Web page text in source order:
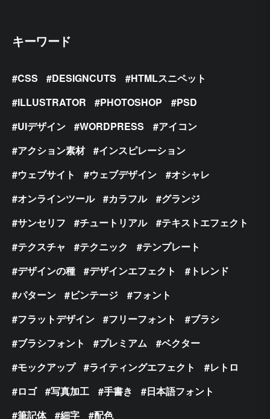
キーワード
CSS DESIGNCUTS
HTMLスニペット
ILLUSTRATOR
PHOTOSHOP
PSD
UIデザイン
WORDPRESS
アイコン
アクション素材
インスピレーション
ウェブサイト
ウェブデザイン
オシャレ
オンラインツール
カラフル
グランジ
サンセリフ
チュートリアル
テキストエフェクト
テクスチャ
テクニック
テンプレート
デザインの種
デザインエフェクト
トレンド
パターン
ビンテージ
フォント
フラットデザイン
フリーフォント
ブラシ
ブラシフォント
プレミアム
ベクター
モックアップ
ライティングエフェクト
レトロ
ロゴ
写真加工 手書き
日本語フォント
筆記体
細字 配色